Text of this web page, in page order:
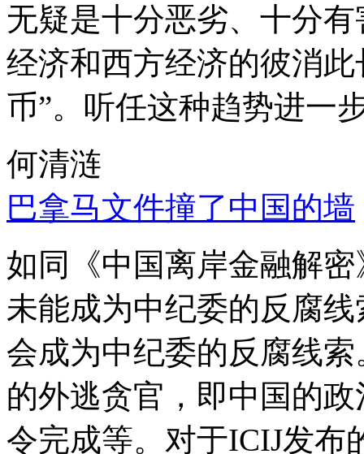
无疑是十分恶劣、十分
经济和西方经济的彼消
币”。听任这种趋势进一
何清涟
巴拿马文件撞了中国的墙
如同《中国离岸金融解
未能成为中纪委的反腐
会成为中纪委的反腐线
的外逃贪官，即中国的
令完成等。对于ICIJ发布